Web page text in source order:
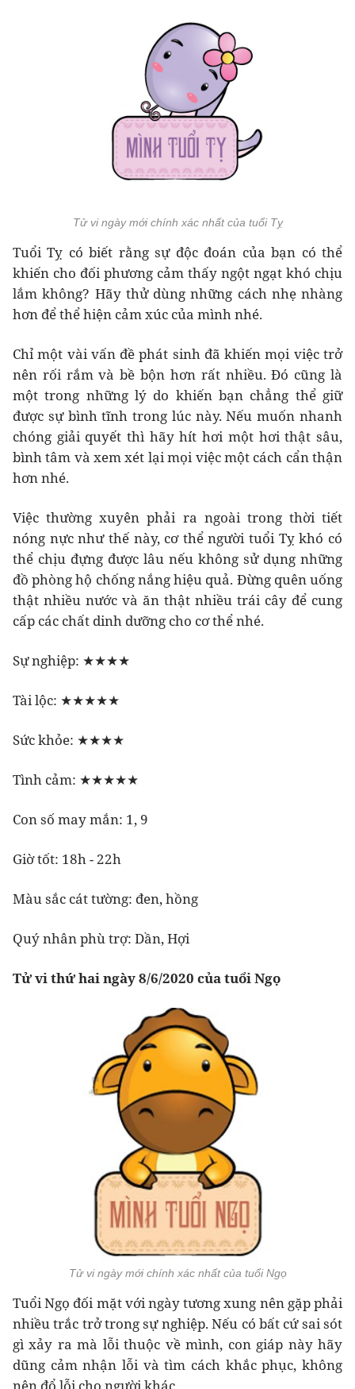
Tử vi ngày mới chính xác nhất của tuổi Tỵ
Tuổi Tỵ có biết rằng sự độc đoán của bạn có thể
khiến cho đối phương cảm thấy ngột ngạt khó chịu
lắm không? Hãy thử dùng những cách nhẹ nhàng
hơn để thể hiện cảm xúc của mình nhé.
Chỉ một vài vấn đề phát sinh đã khiến mọi việc trở
nên rối rắm và bề bộn hơn rất nhiều. Đó cũng là
một trong những lý do khiến bạn chẳng thể giữ
được sự bình tĩnh trong lúc này. Nếu muốn nhanh
chóng giải quyết thì hãy hít hơi một hơi thật sâu,
bình tâm và xem xét lại mọi việc một cách cẩn thận
hơn nhé.
Việc thường xuyên phải ra ngoài trong thời tiết
nóng nực như thế này, cơ thể người tuổi Tỵ khó có
thể chịu đựng được lâu nếu không sử dụng những
đồ phòng hộ chống nắng hiệu quả. Đừng quên uống
thật nhiều nước và ăn thật nhiều trái cây để cung
cấp các chất dinh dưỡng cho cơ thể nhé.
Sự nghiệp: ★★★★
Tài lộc: ★★★★★
Sức khỏe: ★★★★
Tình cảm: ★★★★★
Con số may mắn: 1, 9
Giờ tốt: 18h - 22h
Màu sắc cát tường: đen, hồng
Quý nhân phù trợ: Dần, Hợi
Tử vi thứ hai ngày 8/6/2020 của tuổi Ngọ
Tử vi ngày mới chính xác nhất của tuổi Ngọ
Tuổi Ngọ đối mặt với ngày tương xung nên gặp phải
nhiều trắc trở trong sự nghiệp. Nếu có bất cứ sai sót
gì xảy ra mà lỗi thuộc về mình, con giáp này hãy
dũng cảm nhận lỗi và tìm cách khắc phục, không